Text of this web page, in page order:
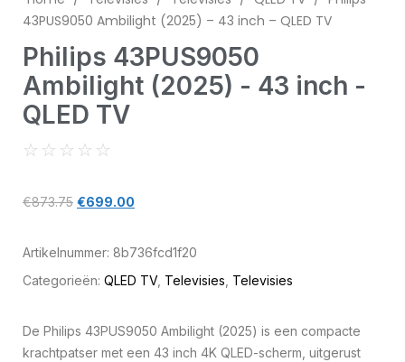
43PUS9050 Ambilight (2025) – 43 inch – QLED TV
Philips 43PUS9050
Ambilight (2025) - 43 inch -
QLED TV
☆ ☆ ☆ ☆ ☆
€873.75 €699.00
Artikelnummer: 8b736fcd1f20
Categorieën: QLED TV, Televisies Televisies
De Philips 43PUS9050 Ambilight (2025) is een compacte
krachtpatser met een 43 inch 4K QLED-scherm, uitgerust